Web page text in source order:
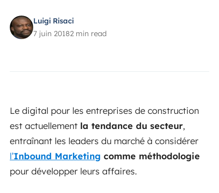
Luigi Risaci
7 juin 20182 min read
Le digital pour les entreprises de construction
est actuellement la tendance du secteur,
entraînant les leaders du marché à considérer
l’Inbound Marketing comme méthodologie
pour développer leurs affaires.